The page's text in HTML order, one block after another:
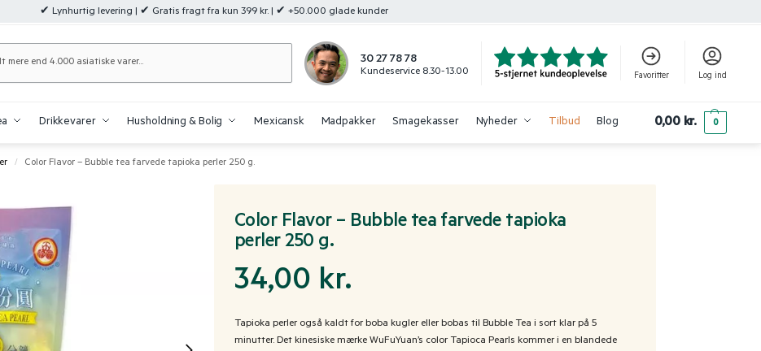
✔ Lynhurtig levering | ✔ Gratis fragt fra kun 399 kr. | ✔ +50.000 glade kunder
30 27 78 78
Kundeservice 8.30-13.00 Favoritter Log ind
Drikkevarer Husholdning & Bolig Mexicansk Madpakker Smagekasser Nyheder Tilbud Blog 0,00 kr. 0
/ Color Flavor – Bubble tea farvede tapioka perler 250 g.
Color Flavor – Bubble tea farvede tapioka
perler 250 g.
34,00 kr.
Tapioka perler også kaldt for boba kugler eller bobas til Bubble Tea i sort klar på 5
minutter. Det kinesiske mærke WuFuYuan’s color Tapioca Pearls kommer i en blandede